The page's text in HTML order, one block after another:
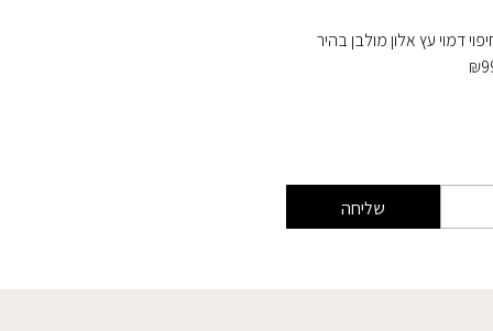
דמוי עץ אלון מולבן בהיר
₪
שליחה